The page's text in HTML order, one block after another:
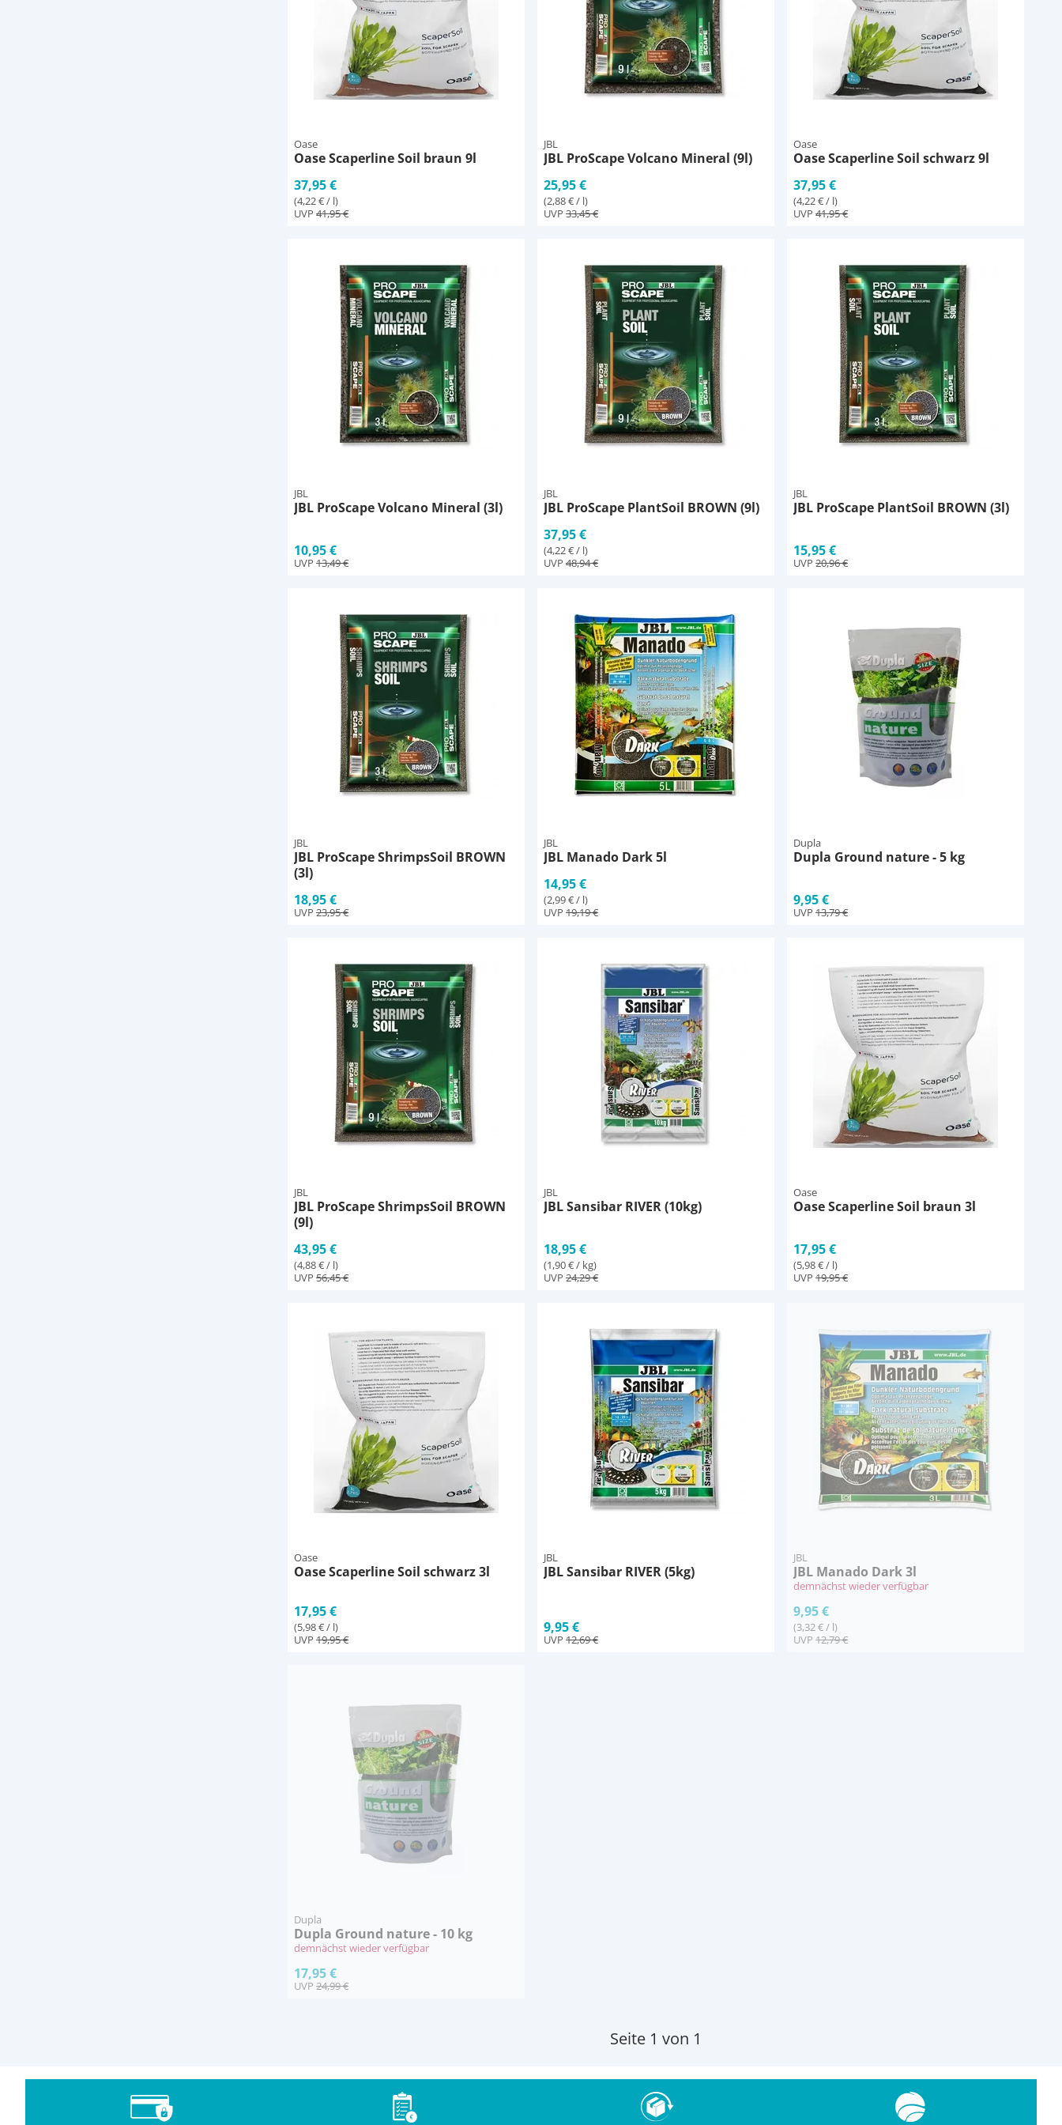
Oase
Oase Scaperline Soil braun 9l
37,95 €
(4,22 € / l)
UVP 41,95 €
JBL
JBL ProScape Volcano Mineral (9l)
25,95 €
(2,88 € / l)
UVP 33,45 €
Oase
Oase Scaperline Soil schwarz 9l
37,95 €
(4,22 € / l)
UVP 41,95 €
JBL
JBL ProScape Volcano Mineral (3l)
10,95 €
UVP 13,49 €
JBL
JBL ProScape PlantSoil BROWN (9l)
37,95 €
(4,22 € / l)
UVP 48,94 €
JBL
JBL ProScape PlantSoil BROWN (3l)
15,95 €
UVP 20,96 €
JBL
JBL ProScape ShrimpsSoil BROWN
(3l)
18,95 €
UVP 23,95 €
JBL
JBL Manado Dark 5l
14,95 €
(2,99 € / l)
UVP 19,19 €
Dupla
Dupla Ground nature - 5 kg
9,95 €
UVP 13,79 €
JBL
JBL ProScape ShrimpsSoil BROWN
(9l)
43,95 €
(4,88 € / l)
UVP 56,45 €
JBL
JBL Sansibar RIVER (10kg)
18,95 €
(1,90 € / kg)
UVP 24,29 €
Oase
Oase Scaperline Soil braun 3l
17,95 €
(5,98 € / l)
UVP 19,95 €
Oase
Oase Scaperline Soil schwarz 3l
17,95 €
(5,98 € / l)
UVP 19,95 €
JBL
JBL Sansibar RIVER (5kg)
9,95 €
UVP 12,69 €
JBL
JBL Manado Dark 3l
demnächst wieder verfügbar
9,95 €
(3,32 € / l)
UVP 12,79 €
Dupla
Dupla Ground nature - 10 kg
demnächst wieder verfügbar
17,95 €
UVP 24,99 €
Seite 1 von 1